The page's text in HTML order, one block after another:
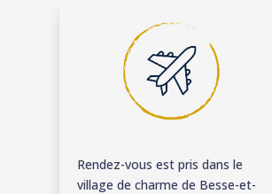
Rendez-vous est pris dans le
village de charme de Besse-et-